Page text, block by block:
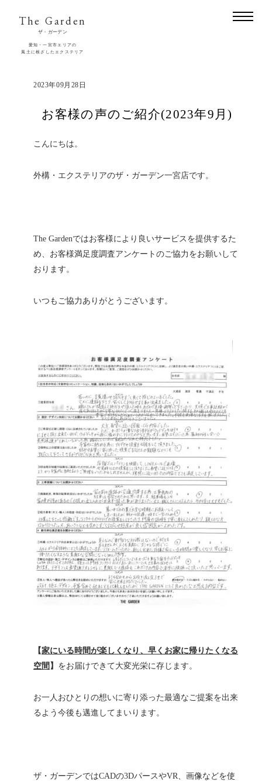
The Garden
ザ・ガーデン
愛知・一宮市エリアの
風土に根ざしたエクステリア
2023年09月28日
お客様の声のご紹介(2023年9月)
こんにちは。
外構・エクステリアのザ・ガーデン一宮店です。
The Gardenではお客様により良いサービスを提供するた
め、お客様満足度調査アンケートのご協力をお願いして
おります。
いつもご協力ありがとうございます。
【家にいる時間が楽しくなり、早くお家に帰りたくなる
空間 】 をお届けできて大変光栄に存じます。
お一人おひとりの想いに寄り添った最適なご提案を出来
るよう今後も邁進してまいります。
ザ・ガーデンではCADの3DパースやVR、画像などを使